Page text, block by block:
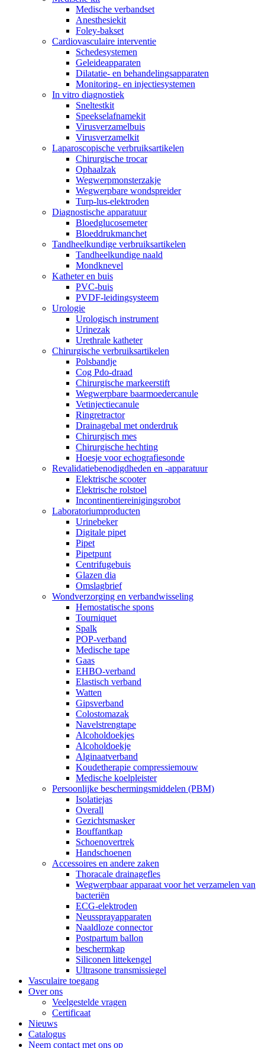
Medische verbandset
Anesthesiekit
Foley-bakset
Cardiovasculaire interventie
Schedesystemen
Geleideapparaten
Dilatatie- en behandelingsapparaten
Monitoring- en injectiesystemen
In vitro diagnostiek
Sneltestkit
Speekselafnamekit
Virusverzamelbuis
Virusverzamelkit
Laparoscopische verbruiksartikelen
Chirurgische trocar
Ophaalzak
Wegwerpmonsterzakje
Wegwerpbare wondspreider
Turp-lus-elektroden
Diagnostische apparatuur
Bloedglucosemeter
Bloeddrukmanchet
Tandheelkundige verbruiksartikelen
Tandheelkundige naald
Mondknevel
Katheter en buis
PVC-buis
PVDF-leidingsysteem
Urologie
Urologisch instrument
Urinezak
Urethrale katheter
Chirurgische verbruiksartikelen
Polsbandje
Cog Pdo-draad
Chirurgische markeerstift
Wegwerpbare baarmoedercanule
Vetinjectiecanule
Ringretractor
Drainagebal met onderdruk
Chirurgisch mes
Chirurgische hechting
Hoesje voor echografiesonde
Revalidatiebenodigdheden en -apparatuur
Elektrische scooter
Elektrische rolstoel
Incontinentiereinigingsrobot
Laboratoriumproducten
Urinebeker
Digitale pipet
Pipet
Pipetpunt
Centrifugebuis
Glazen dia
Omslagbrief
Wondverzorging en verbandwisseling
Hemostatische spons
Tourniquet
Spalk
POP-verband
Medische tape
Gaas
EHBO-verband
Elastisch verband
Watten
Gipsverband
Colostomazak
Navelstrengtape
Alcoholdoekjes
Alcoholdoekje
Alginaatverband
Koudetherapie compressiemouw
Medische koelpleister
Persoonlijke beschermingsmiddelen (PBM)
Isolatiejas
Overall
Gezichtsmasker
Bouffantkap
Schoenovertrek
Handschoenen
Accessoires en andere zaken
Thoracale drainagefles
Wegwerpbaar apparaat voor het verzamelen van
bacteriën
ECG-elektroden
Neussprayapparaten
Naaldloze connector
Postpartum ballon
beschermkap
Siliconen littekengel
Ultrasone transmissiegel
Vasculaire toegang
Over ons
Veelgestelde vragen
Certificaat
Nieuws
Catalogus
Neem contact met ons op